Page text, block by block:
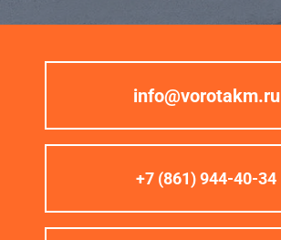
info@vorotakm.ru
+7 (861) 944-40-34